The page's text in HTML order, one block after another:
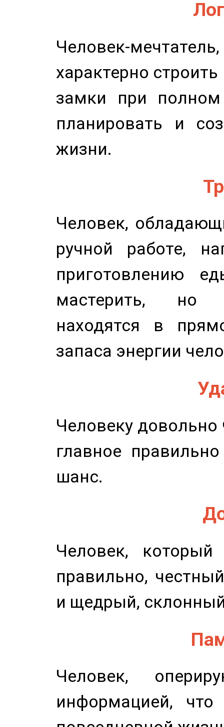
Человек-
характерно
замки при полном
планировать и
жизни.
Человек,
ручной работе,
приготовлению
мастерить, но
находятся в
запаса энергии
Человеку довольно
главное
шанс.
Человек,
правильно,
и щедрый,
Человек,
информацией,